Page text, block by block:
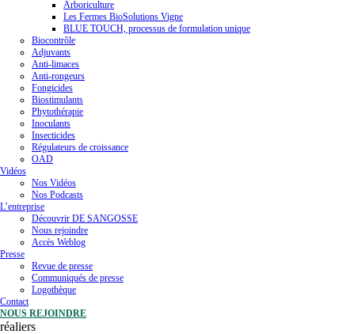
Arboriculture
Les Fermes BioSolutions Vigne
BLUE TOUCH, processus de formulation unique
Biocontrôle
Adjuvants
Anti-limaces
Anti-rongeurs
Fongicides
Biostimulants
Phytothérapie
Inoculants
Insecticides
Régulateurs de croissance
OAD
Vidéos
Nos Vidéos
Nos Podcasts
L’entreprise
Découvrir DE SANGOSSE
Nous rejoindre
Accès Weblog
Presse
Revue de presse
Communiqués de presse
Logothèque
Contact
NOUS REJOINDRE